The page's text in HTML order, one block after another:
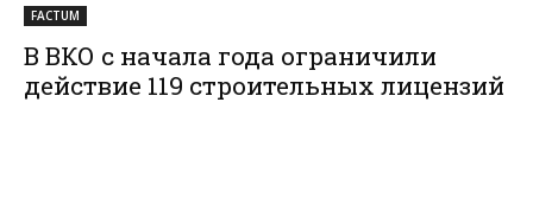
FACTUM
В ВКО с начала года ограничили
действие 119 строительных лицензий